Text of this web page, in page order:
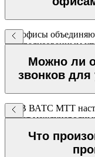
Все офисы
централизованным
статистику по
личного кабинета.
Можно ли
звонков для
Да. В ВАТС МТТ
запрет
определённое время
Что